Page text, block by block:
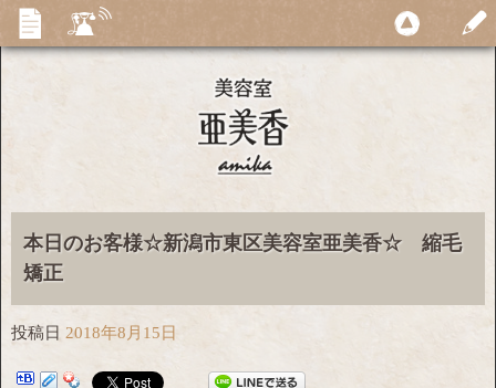
本日のお客様☆新潟市東区美容室亜美香☆ 縮毛
矯正
投稿日 2018年8月15日